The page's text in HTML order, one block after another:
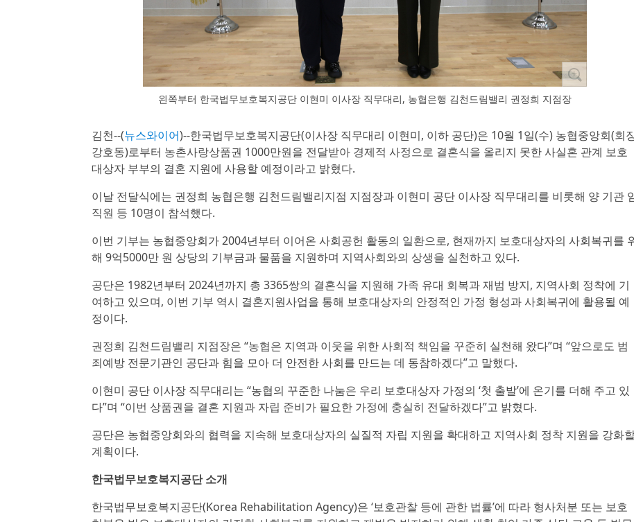
왼쪽부터 한국법무보호복지공단 이현미 이사장 직무대리, 농협은행 김천드림밸리 권정희 지점장
김천--(뉴스와이어)--한국법무보호복지공단(이사장 직무대리 이현미, 이하 공단)은 10월 1일(수) 농협중앙회(회
강호동)로부터 농촌사랑상품권 1000만원을 전달받아 경제적 사정으로 결혼식을 올리지 못한 사실혼 관계 보호
대상자 부부의 결혼 지원에 사용할 예정이라고 밝혔다.
이날 전달식에는 권정희 농협은행 김천드림밸리지점 지점장과 이현미 공단 이사장 직무대리를 비롯해 양 기관
직원 등 10명이 참석했다.
이번 기부는 농협중앙회가 2004년부터 이어온 사회공헌 활동의 일환으로, 현재까지 보호대상자의 사회복귀를
해 9억5000만 원 상당의 기부금과 물품을 지원하며 지역사회와의 상생을 실천하고 있다.
공단은 1982년부터 2024년까지 총 3365쌍의 결혼식을 지원해 가족 유대 회복과 재범 방지, 지역사회 정착에 기
여하고 있으며, 이번 기부 역시 결혼지원사업을 통해 보호대상자의 안정적인 가정 형성과 사회복귀에 활용될 예
정이다.
권정희 김천드림밸리 지점장은 “농협은 지역과 이웃을 위한 사회적 책임을 꾸준히 실천해 왔다”며 “앞으로도 범
죄예방 전문기관인 공단과 힘을 모아 더 안전한 사회를 만드는 데 동참하겠다”고 말했다.
이현미 공단 이사장 직무대리는 “농협의 꾸준한 나눔은 우리 보호대상자 가정의 ‘첫 출발’에 온기를 더해 주고 있
다”며 “이번 상품권을 결혼 지원과 자립 준비가 필요한 가정에 충실히 전달하겠다”고 밝혔다.
공단은 농협중앙회와의 협력을 지속해 보호대상자의 실질적 자립 지원을 확대하고 지역사회 정착 지원을 강화
계획이다.
한국법무보호복지공단 소개
한국법무보호복지공단(Korea Rehabilitation Agency)은 ‘보호관찰 등에 관한 법률’에 따라 형사처분 또는 보호